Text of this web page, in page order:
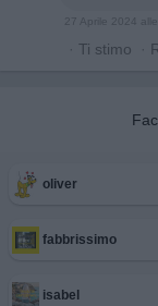
27 Aprile 2024
· Ti stimo ·
oliver
fabbrissimo
isabel